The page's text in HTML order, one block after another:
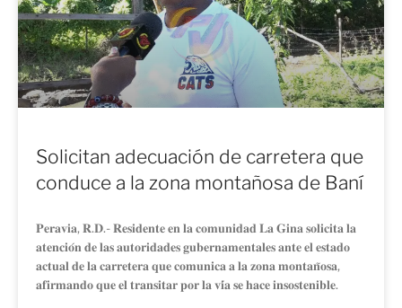
Solicitan adecuación de carretera que
conduce a la zona montañosa de Baní
𝐏𝐞𝐫𝐚𝐯𝐢𝐚, 𝐑.𝐃.- 𝐑𝐞𝐬𝐢𝐝𝐞𝐧𝐭𝐞 𝐞𝐧 𝐥𝐚 𝐜𝐨𝐦𝐮𝐧𝐢𝐝𝐚𝐝 𝐋𝐚 𝐆𝐢𝐧𝐚 𝐬𝐨𝐥𝐢𝐜𝐢𝐭𝐚 𝐥𝐚
𝐚𝐭𝐞𝐧𝐜𝐢𝐨́𝐧 𝐝𝐞 𝐥𝐚𝐬 𝐚𝐮𝐭𝐨𝐫𝐢𝐝𝐚𝐝𝐞𝐬 𝐠𝐮𝐛𝐞𝐫𝐧𝐚𝐦𝐞𝐧𝐭𝐚𝐥𝐞𝐬 𝐚𝐧𝐭𝐞 𝐞𝐥 𝐞𝐬𝐭𝐚𝐝𝐨
𝐚𝐜𝐭𝐮𝐚𝐥 𝐝𝐞 𝐥𝐚 𝐜𝐚𝐫𝐫𝐞𝐭𝐞𝐫𝐚 𝐪𝐮𝐞 𝐜𝐨𝐦𝐮𝐧𝐢𝐜𝐚 𝐚 𝐥𝐚 𝐳𝐨𝐧𝐚 𝐦𝐨𝐧𝐭𝐚𝐧̃𝐨𝐬𝐚,
𝐚𝐟𝐢𝐫𝐦𝐚𝐧𝐝𝐨 𝐪𝐮𝐞 𝐞𝐥 𝐭𝐫𝐚𝐧𝐬𝐢𝐭𝐚𝐫 𝐩𝐨𝐫 𝐥𝐚 𝐯𝐢́𝐚 𝐬𝐞 𝐡𝐚𝐜𝐞 𝐢𝐧𝐬𝐨𝐬𝐭𝐞𝐧𝐢𝐛𝐥𝐞.